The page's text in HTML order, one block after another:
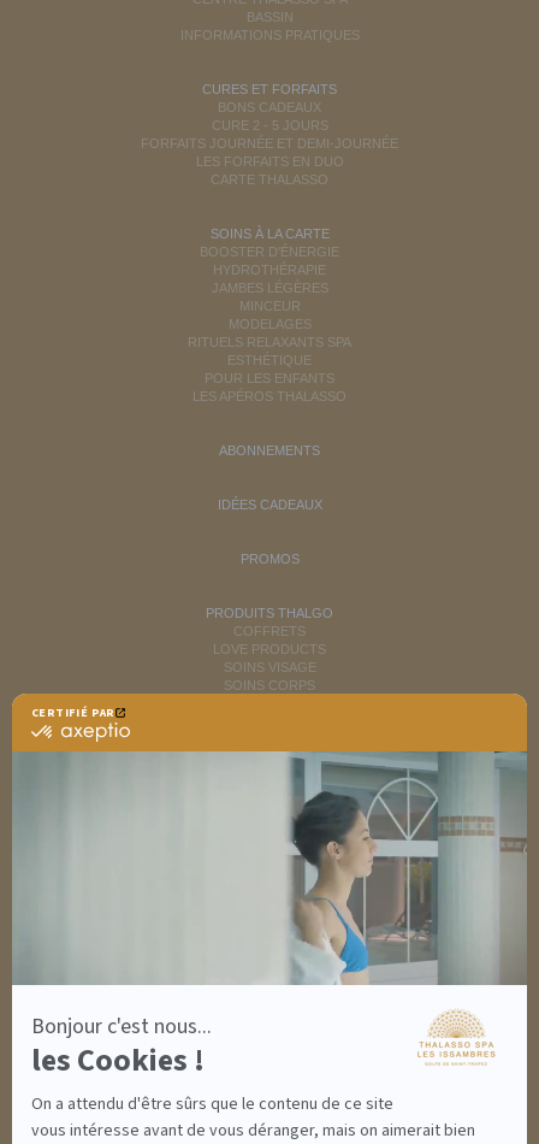
CERTIFIÉ PAR
certifié
Bonjour c'est nous...
les Cookies !
On a attendu d'être sûrs que le contenu de ce site
vous intéresse avant de vous déranger, mais on aimerait bien
BASSIN
INFORMATIONS PRATIQUES
CURES ET FORFAITS
BONS CADEAUX
CURE 2 - 5 JOURS
FORFAITS JOURNÉE ET DEMI-JOURNÉE
LES FORFAITS EN DUO
CARTE THALASSO
SOINS À LA CARTE
BOOSTER D'ÉNERGIE
HYDROTHÉRAPIE
JAMBES LÉGÈRES
MINCEUR
MODELAGES
RITUELS RELAXANTS SPA
ESTHÉTIQUE
POUR LES ENFANTS
LES APÉROS THALASSO
ABONNEMENTS
IDÉES CADEAUX
PROMOS
PRODUITS THALGO
COFFRETS
LOVE PRODUCTS
SOINS VISAGE
SOINS CORPS
SOLAIRES
DÉCOUVRIR EN IMAGES
NEWSLETTERS
8 BONNES RAISONS DE VENIR
MON COMPTE
MON PANIER
MENTIONS LÉGALES
CONDITIONS GÉNÉRALES - BONS CADEAUX